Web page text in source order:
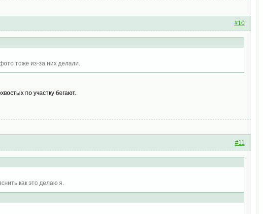
#10
тоже из-за них делали.
по участку бегают.
#11
как это делаю я.